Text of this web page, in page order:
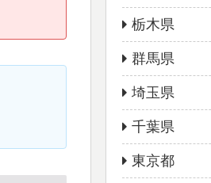
栃木県
群馬県
埼玉県
千葉県
東京都